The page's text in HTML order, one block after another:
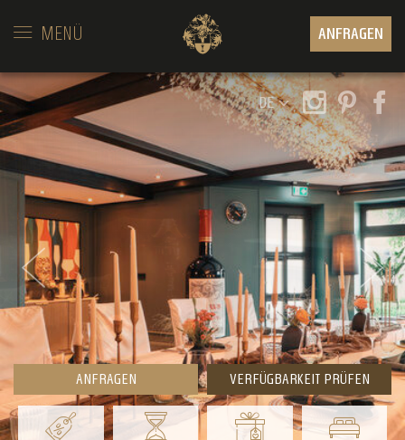
ANFRAGEN
MENÜ
DE
ANFRAGEN VERFÜGBARKEIT PRÜFEN